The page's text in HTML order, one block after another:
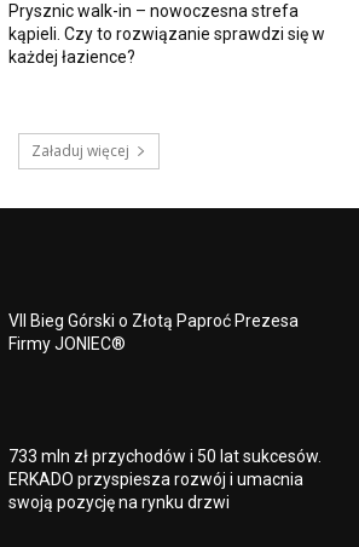
Prysznic walk-in – nowoczesna strefa
kąpieli. Czy to rozwiązanie sprawdzi się w
każdej łazience?
Załaduj więcej
VII Bieg Górski o Złotą Paproć Prezesa
Firmy JONIEC®
733 mln zł przychodów i 50 lat sukcesów.
ERKADO przyspiesza rozwój i umacnia
swoją pozycję na rynku drzwi